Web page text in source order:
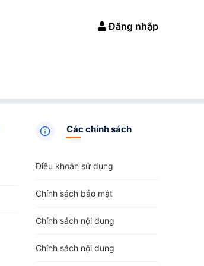
Đăng nhập
Các chính sách
Điều khoản sử dụng
Chính sách bảo mật
Chính sách nội dung
Chính sách nội dung